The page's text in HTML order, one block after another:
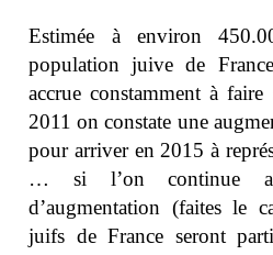
Estimée à environ
population juive de
accrue constamment à
2011 on constate une
pour arriver en 2015 à
… si l’on continue
d’augmentation (faites le
juifs de France seront